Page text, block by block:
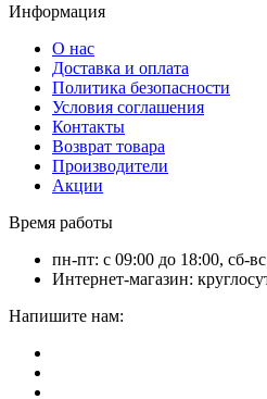
Информация
О нас
Доставка и оплата
Политика безопасности
Условия соглашения
Контакты
Возврат товара
Производители
Акции
Время работы
пн-пт: с 09:00 до 18:00, сб-
Интернет-магазин:
Напишите нам: